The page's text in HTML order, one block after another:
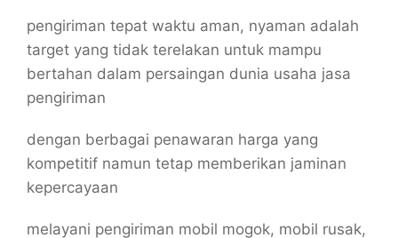
pengiriman tepat waktu aman, nyaman adalah
target yang tidak terelakan untuk mampu
bertahan dalam persaingan dunia usaha jasa
pengiriman
dengan berbagai penawaran harga yang
kompetitif namun tetap memberikan jaminan
kepercayaan
melayani pengiriman mobil mogok, mobil rusak,